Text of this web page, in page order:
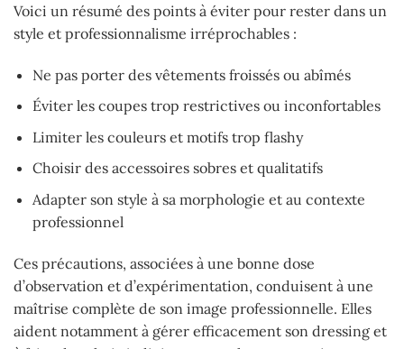
Voici un résumé des points à éviter pour rester dans un
style et professionnalisme irréprochables :
Ne pas porter des vêtements froissés ou abîmés
Éviter les coupes trop restrictives ou inconfortables
Limiter les couleurs et motifs trop flashy
Choisir des accessoires sobres et qualitatifs
Adapter son style à sa morphologie et au contexte
professionnel
Ces précautions, associées à une bonne dose
d’observation et d’expérimentation, conduisent à une
maîtrise complète de son image professionnelle. Elles
aident notamment à gérer efficacement son dressing et